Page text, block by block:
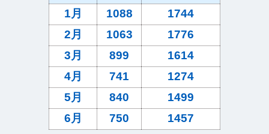
1月
1088
1744
2月
1063
1776
3月
899
1614
4月
741
1274
5月
840
1499
6月
750 1457